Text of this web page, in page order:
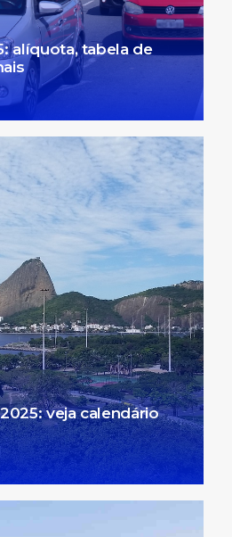
alíquota, tabela de
veja calendário